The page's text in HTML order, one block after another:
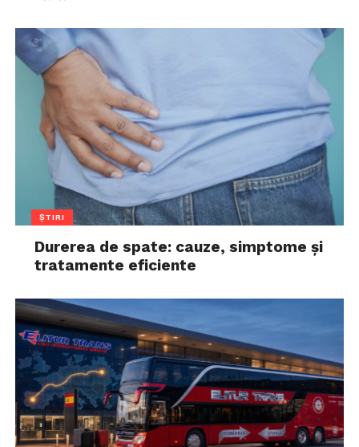
ȘTIRI
Durerea de spate: cauze, simptome și
tratamente eficiente